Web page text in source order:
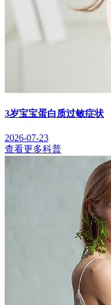
3岁宝宝蛋白质过敏症状
2026-07-23
查看更多科普